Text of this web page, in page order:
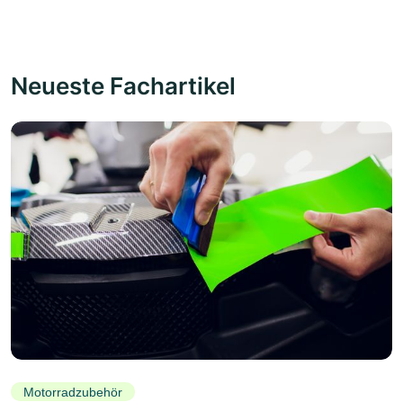
Neueste Fachartikel
Motorradzubehör